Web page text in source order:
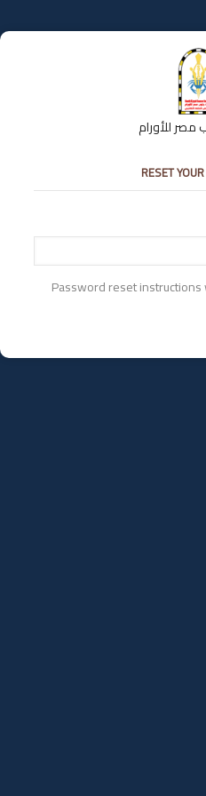
للأورام
RESET
Password reset